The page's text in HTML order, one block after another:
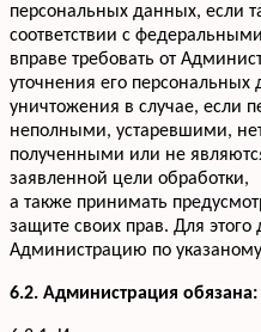
персональных данных, если
соответствии с
вправе требовать от
уточнения его
уничтожения в случае, если
неполными, устаревшими,
полученными или не
заявленной цели обработки,
а также принимать
защите своих прав. Для этого
Администрацию по
6.2. Администрация обязана: